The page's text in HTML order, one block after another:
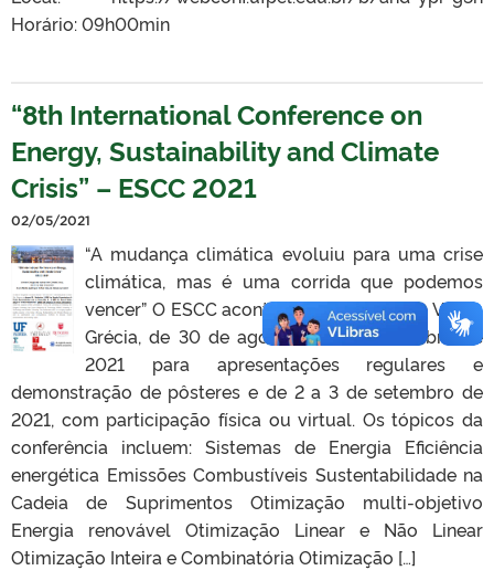
Horário: 09h00min
“8th International Conference on
Energy, Sustainability and Climate
Crisis” – ESCC 2021
02/05/2021
“A mudança climática evoluiu para uma crise
climática, mas é uma corrida que podemos
vencer” O ESCC acontecerá na cidade de Volos,
Grécia, de 30 de agosto a 1º de setembro de
2021 para apresentações regulares e
demonstração de pôsteres e de 2 a 3 de setembro de
2021, com participação física ou virtual. Os tópicos da
conferência incluem: Sistemas de Energia Eficiência
energética Emissões Combustíveis Sustentabilidade na
Cadeia de Suprimentos Otimização multi-objetivo
Energia renovável Otimização Linear e Não Linear
Otimização Inteira e Combinatória Otimização […]